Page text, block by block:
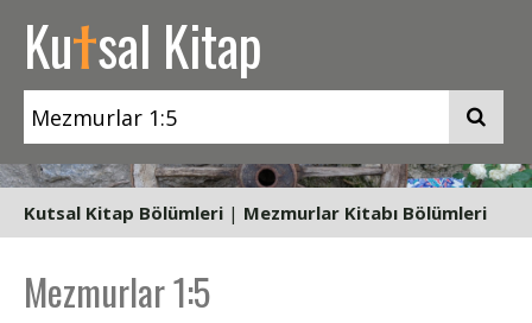
Kutsal Kitap
Kutsal Kitap Bölümleri | Mezmurlar Kitabı Bölümleri
Mezmurlar 1:5